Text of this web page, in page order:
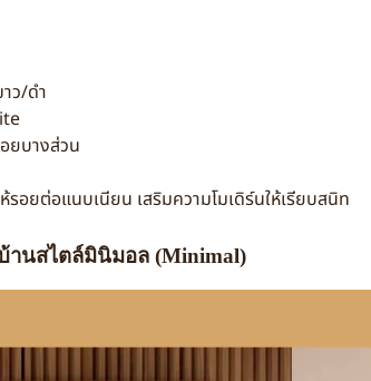
ว/ดำ
ยบางส่วน
อยต่อแนบเนียน เสริมความโมเดิร์นให้เรียบสนิท
านสไตล์มินิมอล (Minimal)